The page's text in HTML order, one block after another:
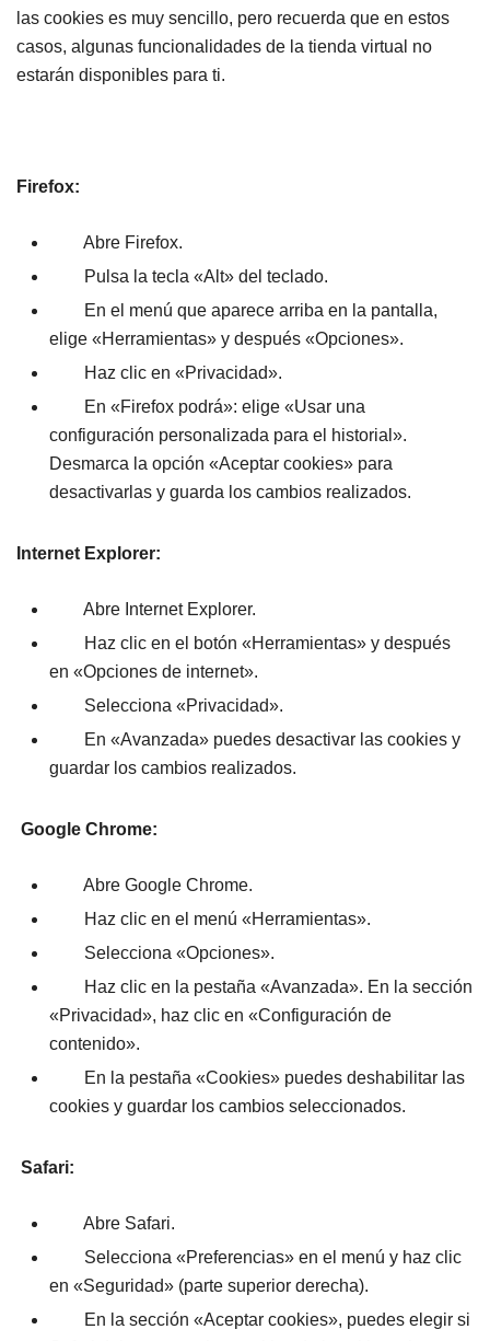
las cookies es muy sencillo, pero recuerda que en estos
casos, algunas funcionalidades de la tienda virtual no
estarán disponibles para ti.
Firefox:
Abre Firefox.
Pulsa la tecla «Alt» del teclado.
En el menú que aparece arriba en la pantalla,
elige «Herramientas» y después «Opciones».
Haz clic en «Privacidad».
En «Firefox podrá»: elige «Usar una
configuración personalizada para el historial».
Desmarca la opción «Aceptar cookies» para
desactivarlas y guarda los cambios realizados.
Internet Explorer:
Abre Internet Explorer.
Haz clic en el botón «Herramientas» y después
en «Opciones de internet».
Selecciona «Privacidad».
En «Avanzada» puedes desactivar las cookies y
guardar los cambios realizados.
Google Chrome:
Abre Google Chrome.
Haz clic en el menú «Herramientas».
Selecciona «Opciones».
Haz clic en la pestaña «Avanzada». En la sección
«Privacidad», haz clic en «Configuración de
contenido».
En la pestaña «Cookies» puedes deshabilitar las
cookies y guardar los cambios seleccionados.
Safari:
Abre Safari.
Selecciona «Preferencias» en el menú y haz clic
en «Seguridad» (parte superior derecha).
En la sección «Aceptar cookies», puedes elegir si